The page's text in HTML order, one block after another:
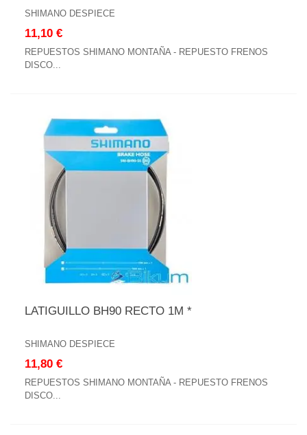
SHIMANO DESPIECE
11,10 €
REPUESTOS SHIMANO MONTAÑA - REPUESTO FRENOS
DISCO...
LATIGUILLO BH90 RECTO 1M *
SHIMANO DESPIECE
11,80 €
REPUESTOS SHIMANO MONTAÑA - REPUESTO FRENOS
DISCO...